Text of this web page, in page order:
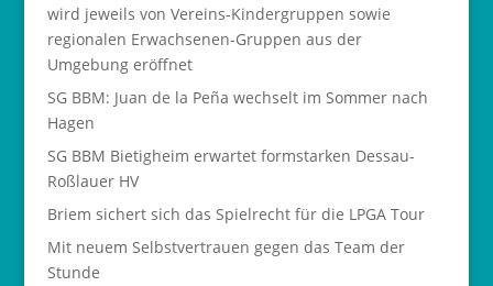
wird jeweils von Vereins-Kindergruppen sowie
regionalen Erwachsenen-Gruppen aus der
Umgebung eröffnet
SG BBM: Juan de la Peña wechselt im Sommer nach
Hagen
SG BBM Bietigheim erwartet formstarken Dessau-
Roßlauer HV
Briem sichert sich das Spielrecht für die LPGA Tour
Mit neuem Selbstvertrauen gegen das Team der
Stunde